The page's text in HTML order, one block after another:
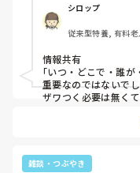
シロップ
従来型特養, 有料
情報共有
｢いつ・どこで・誰が
重要なのではないで
ザワつく必要は無く
雑談・つぶやき